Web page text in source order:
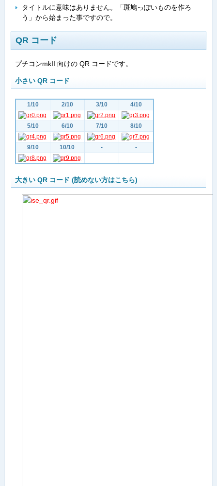
タイトルに意味はありません。「斑鳩っぽいものを作ろ
う」から始まった事ですので。
QR コード
プチコンmkII 向けの QR コードです。
小さい QR コード
1/10 2/10 3/10 4/10
5/10 6/10 7/10 8/10
9/10 10/10 - -
大きい QR コード (読めない方はこちら)